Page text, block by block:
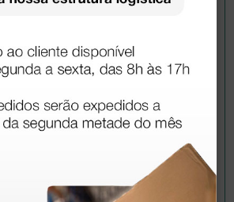
Envie agora a sua questão aos
este produto.